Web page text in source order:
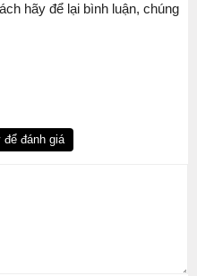
hãy để lại bình luận, chúng
để đánh giá